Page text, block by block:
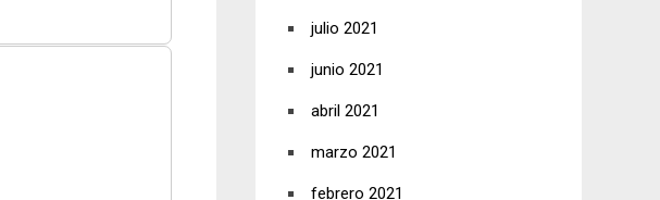
julio 2021
junio 2021
abril 2021
marzo 2021
febrero 2021